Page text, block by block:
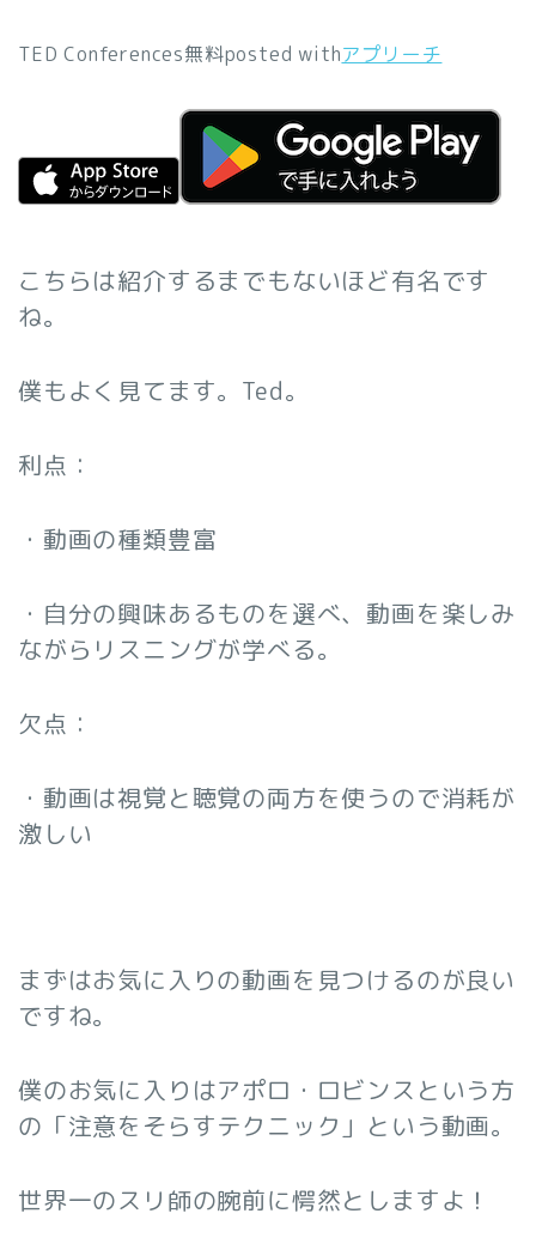
TED Conferences無料posted withアプリーチ
こちらは紹介するまでもないほど有名です
ね。
僕もよく見てます。Ted。
利点：
・動画の種類豊富
・自分の興味あるものを選べ、動画を楽しみ
ながらリスニングが学べる。
欠点：
・動画は視覚と聴覚の両方を使うので消耗が
激しい
まずはお気に入りの動画を見つけるのが良い
ですね。
僕のお気に入りはアポロ・ロビンスという方
の「注意をそらすテクニック」という動画。
世界一のスリ師の腕前に愕然としますよ！